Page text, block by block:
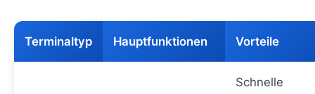
Terminaltyp Hauptfunktionen Vorteile
Schnelle